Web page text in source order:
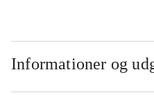
Informationer og